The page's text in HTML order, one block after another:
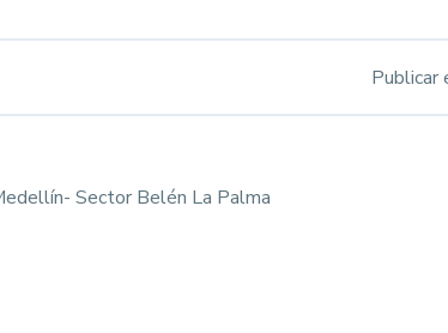
Sector Belén La Palma